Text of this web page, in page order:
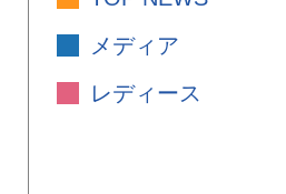
メディア
レディース